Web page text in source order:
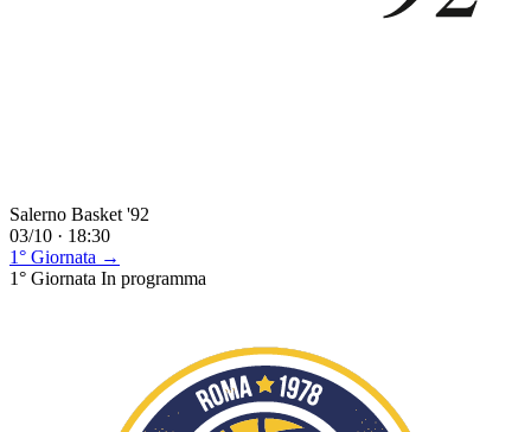
Salerno Basket '92
03/10 · 18:30
1° Giornata →
1° Giornata In programma